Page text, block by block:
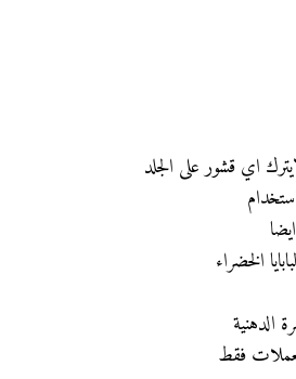
اي قشور على الجلد
ايضا
الخضراء
الدهنية